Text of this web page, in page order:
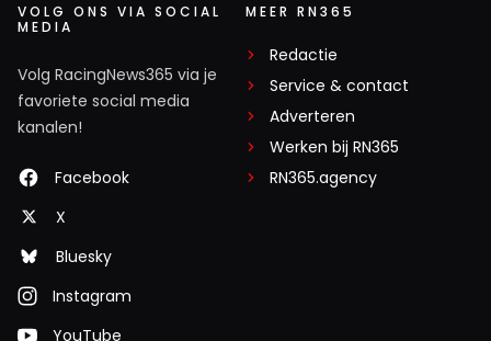
VOLG ONS VIA SOCIAL
MEDIA
Volg RacingNews365 via je
favoriete social media
kanalen!
Facebook
X
Bluesky
Instagram
YouTube
MEER RN365
Redactie
Service & contact
Adverteren
Werken bij RN365
RN365.agency